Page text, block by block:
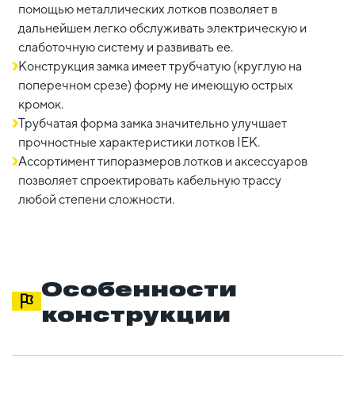
помощью металлических лотков позволяет в
дальнейшем легко обслуживать электрическую и
слаботочную систему и развивать ее.
Конструкция замка имеет трубчатую (круглую на
поперечном срезе) форму не имеющую острых
кромок.
Трубчатая форма замка значительно улучшает
прочностные характеристики лотков IEK.
Ассортимент типоразмеров лотков и аксессуаров
позволяет спроектировать кабельную трассу
любой степени сложности.
Особенности
конструкции